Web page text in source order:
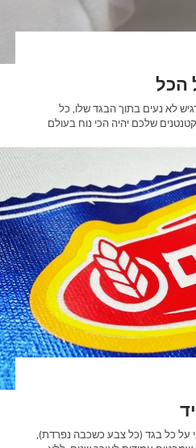
הכל
לא נעים בתוך הבגד שלו, כל
שלכם יהיה הכי נוח בעולם
על כל בגד (כל צבע כשכבה נפרדת),